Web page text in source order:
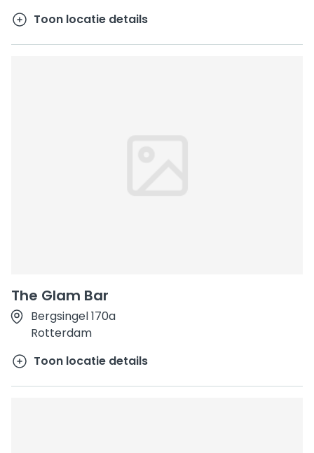
Toon locatie details
The Glam Bar
Bergsingel 170a
Rotterdam
Toon locatie details